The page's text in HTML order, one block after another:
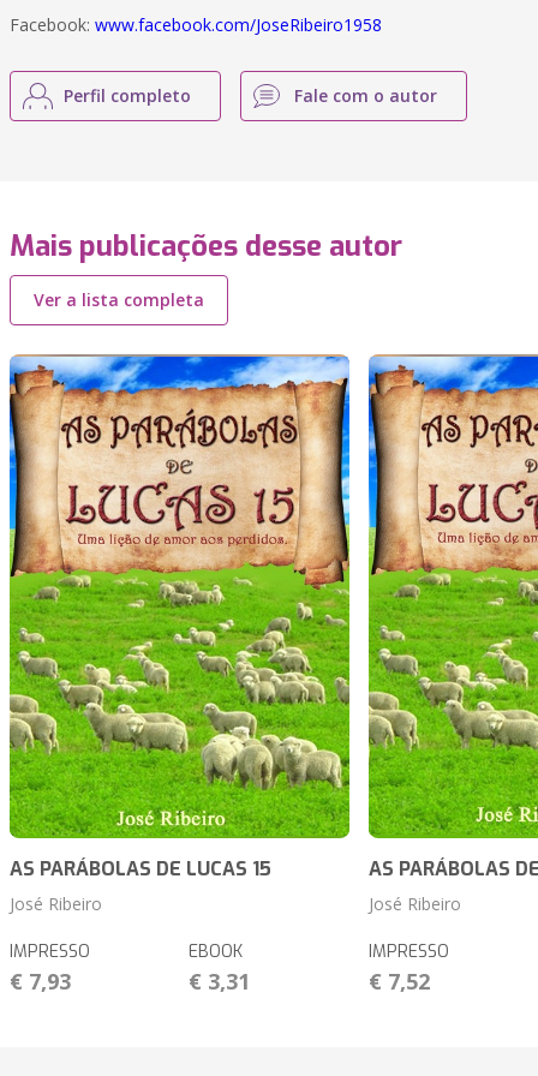
Facebook: www.facebook.com/JoseRibeiro1958
Perfil completo Fale com o autor
Mais publicações desse autor
Ver a lista completa
AS PARÁBOLAS DE LUCAS 15
José Ribeiro
IMPRESSO
€ 7,93
EBOOK
€ 3,31
AS PARÁBOLAS
José Ribeiro
IMPRESSO
€ 7,52